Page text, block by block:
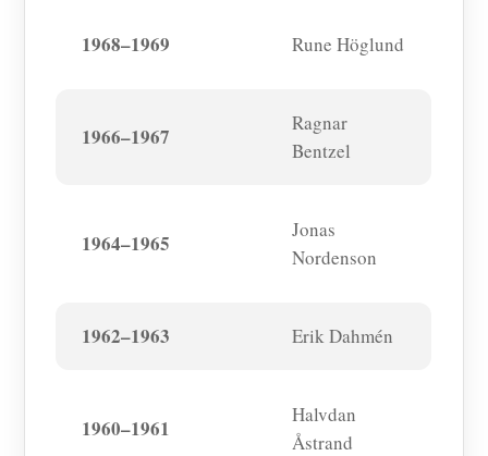
1968–1969 Rune Höglund
1966–1967
Ragnar
Bentzel
1964–1965
Jonas
Nordenson
1962–1963 Erik Dahmén
1960–1961
Halvdan
Åstrand